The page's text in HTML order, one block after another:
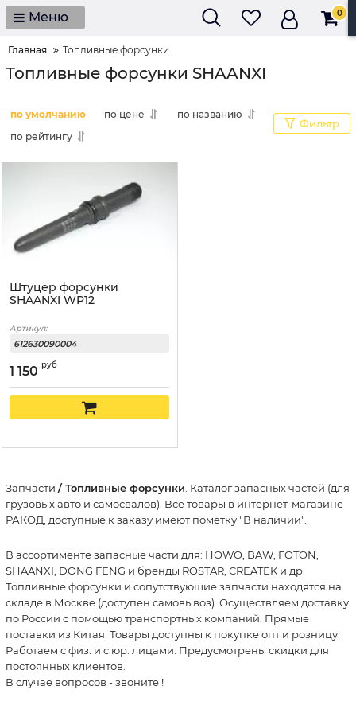
Меню 0
Главная Топливные форсунки
Топливные форсунки SHAANXI
по умолчанию по цене
по названию
по рейтингу
Фильтр
Штуцер форсунки
SHAANXI WP12
Артикул:
612630090004
1 150 руб
Запчасти / Топливные форсунки . Каталог запасных частей (для
грузовых авто и самосвалов). Все товары в интернет-магазине
РАКОД, доступные к заказу имеют пометку "В наличии".
В ассортименте запасные части для: HOWO, BAW, FOTON,
SHAANXI, DONG FENG и бренды ROSTAR, CREATEK и др.
Топливные форсунки и сопутствующие запчасти находятся на
складе в Москве (доступен самовывоз). Осуществляем доставку
по России с помощью транспортных компаний. Прямые
поставки из Китая. Товары доступны к покупке опт и розницу.
Работаем с физ. и с юр. лицами. Предусмотрены скидки для
постоянных клиентов.
В случае вопросов - звоните !